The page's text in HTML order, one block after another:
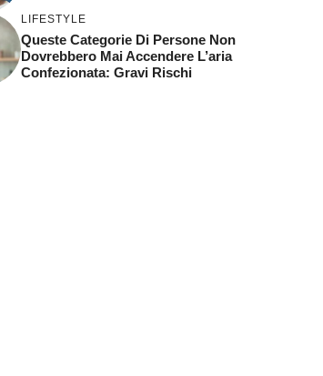
LIFESTYLE
Queste Categorie Di Persone Non
Dovrebbero Mai Accendere L’aria
Confezionata: Gravi Rischi